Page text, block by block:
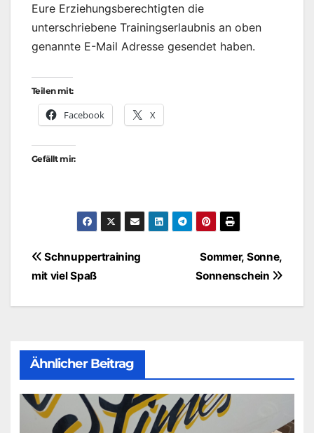
Eure Erziehungsberechtigten die
unterschriebene Trainingserlaubnis an oben
genannte E-Mail Adresse gesendet haben.
Teilen mit:
Facebook X
Gefällt mir:
BeitragsnavigationSommer, Sonne,
Sonnenschein
Schnuppertraining
mit viel Spaß
Ähnlicher Beitrag